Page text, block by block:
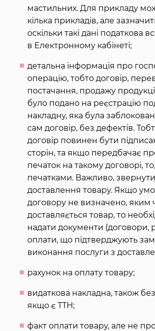
мастильних. Для прикладу
кілька прикладів, але
оскільки такі дані податкова
в Електронному кабінеті;
детальна інформація про
операцію, тобто договір,
постачання, продажу
було подано на реєстрацію
накладну, яка була
сам договір, без дефектів.
договір повинен бути
сторін, та якщо передбачає
печаток на такому договорі,
печатками. Важливо,
доставлення товару. Якщо
договору не визначено, яким
доставляється товар, то
надати документи (договори,
оплати, що підтверджують
виконання послуги з
рахунок на оплату товару;
видаткова накладна, також
якщо є ТТН;
факт оплати товару, але не